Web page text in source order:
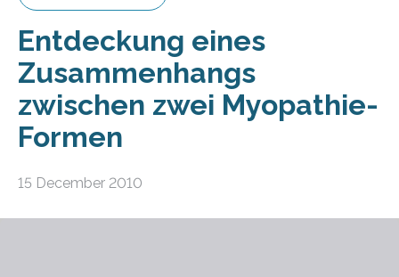
Entdeckung eines
Zusammenhangs
zwischen zwei Myopathie-
Formen
15 December 2010